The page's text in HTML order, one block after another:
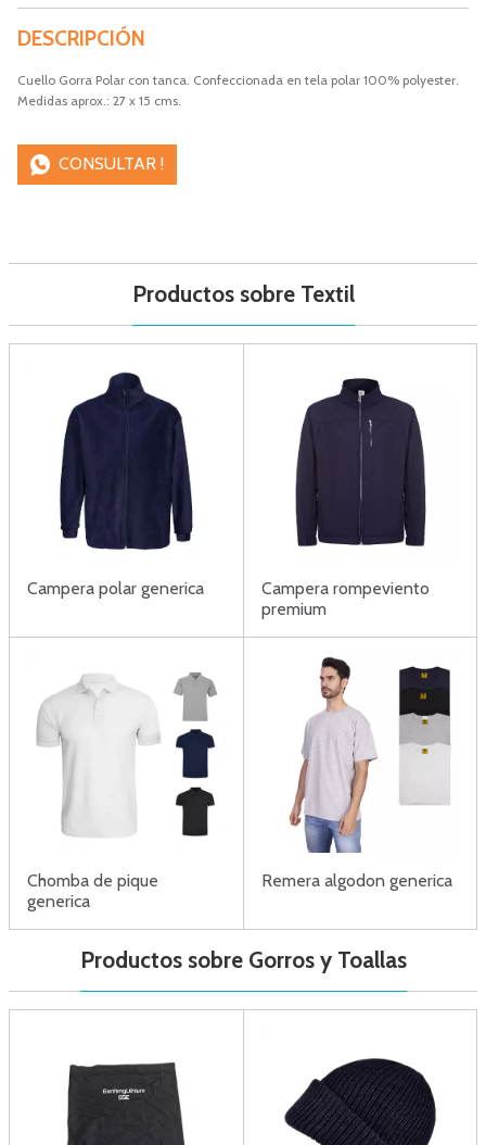
DESCRIPCIÓN
Cuello Gorra Polar con tanca. Confeccionada en tela polar 100% polyester.
Medidas aprox.: 27 x 15 cms.
CONSULTAR !
Productos sobre Textil
Campera polar generica
Campera rompeviento
premium
Chomba de pique
generica
Remera algodon generica
Productos sobre Gorros y Toallas